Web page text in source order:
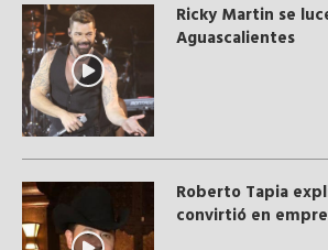
Ricky Martin se
Aguascalientes
Roberto Tapia
convirtió en